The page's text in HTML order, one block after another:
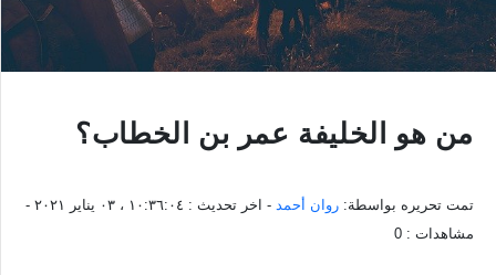
من هو الخليفة عمر بن الخطاب؟
تمت تحريره بواسطة: روان أحمد - اخر تحديث : ١٠:٣٦:٠٤ ، ٠٣ يناير ٢٠٢١
-
مشاهدات : 0